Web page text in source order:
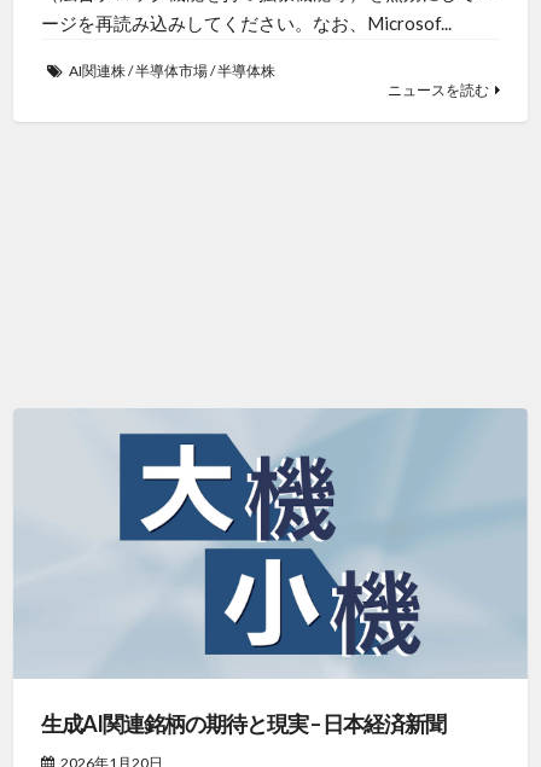
ージを再読み込みしてください。なお、Microsof...
AI関連株/半導体市場/半導体株
ニュースを読む
生成AI関連銘柄の期待と現実 – 日本経済新聞
2026年1月20日